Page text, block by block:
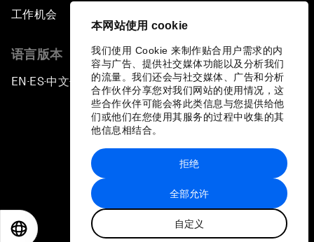
本网站使用 cookie
我们使用 Cookie 来制作贴合用户需求的内
容与广告、提供社交媒体功能以及分析我们
的流量。我们还会与社交媒体、广告和分析
合作伙伴分享您对我们网站的使用情况，这
些合作伙伴可能会将此类信息与您提供给他
们或他们在您使用其服务的过程中收集的其
他信息相结合。
全部允许
自定义
拒绝
工作机会
语言版本
EN ▪ES▪中文▪ 日本語
站点地图
世界经济论坛